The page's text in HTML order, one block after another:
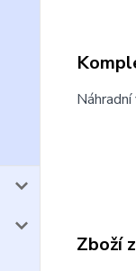
Zboží